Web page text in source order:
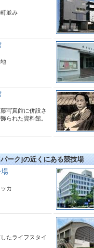
並み
写真館に併設さ
られた資料館。
ーク]の近くにある競技場
場
カ
たライフスタイ